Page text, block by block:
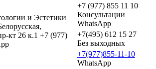
и Эстетики
кт 26 к.1 +7 (977)
+7 (977) 855 11 10
Консультации
WhatsApp
+7(495) 612 15 27
Без выходных
+7(977)855-11-10
WhatsApp